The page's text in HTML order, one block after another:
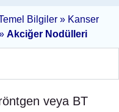
Bilgiler » Kanser
Akciğer Nodülleri
veya BT